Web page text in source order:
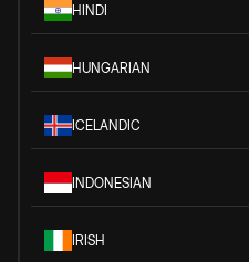
HINDI
HUNGARIAN
ICELANDIC
INDONESIAN
IRISH